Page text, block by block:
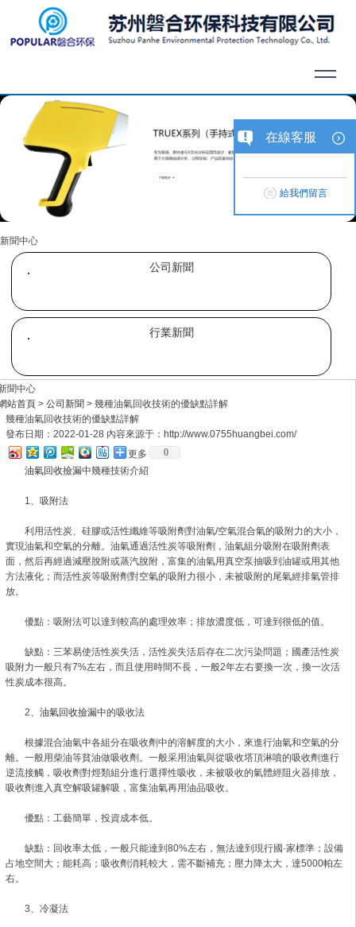
新聞中心
公司新聞
行業新聞
聞中心
站首頁 > 公司新聞 > 幾種油氣回收技術的優缺點詳解
幾種油氣回收技術的優缺點詳解
發布日期：2022-01-28 內容來源于：http://www.0755huangbei.com/
更多
0
油氣回收撿漏中幾種技術介紹
1、吸附法
利用活性炭、硅膠或活性纖維等吸附劑對油氣/空氣混合氣的吸附力的大小，
實現油氣和空氣的分離。油氣通過活性炭等吸附劑，油氣組分吸附在吸附劑表
面，然后再經過減壓脫附或蒸汽脫附，富集的油氣用真空泵抽吸到油罐或用其他
方法液化；而活性炭等吸附劑對空氣的吸附力很小，未被吸附的尾氣經排氣管排
放。
優點：吸附法可以達到較高的處理效率；排放濃度低，可達到很低的值。
缺點：三苯易使活性炭失活，活性炭失活后存在二次污染問題；國產活性炭
吸附力一般只有7%左右，而且使用時間不長，一般2年左右要換一次，換一次活
性炭成本很高。
2、 油氣回收撿漏中的吸收法
根據混合油氣中各組分在吸收劑中的溶解度的大小，來進行油氣和空氣的分
離。一般用柴油等貧油做吸收劑。一般采用油氣與從吸收塔頂淋噴的吸收劑進行
逆流接觸，吸收劑對烴類組分進行選擇性吸收，未被吸收的氣體經阻火器排放，
吸收劑進入真空解吸罐解吸，富集油氣再用油品吸收。
優點：工藝簡單，投資成本低。
缺點：回收率太低，一般只能達到80%左右，無法達到現行國·家標準；設備
占地空間大；能耗高；吸收劑消耗較大，需不斷補充；壓力降太大，達5000帕左
右。
3、冷凝法
在線客服
給我們留言